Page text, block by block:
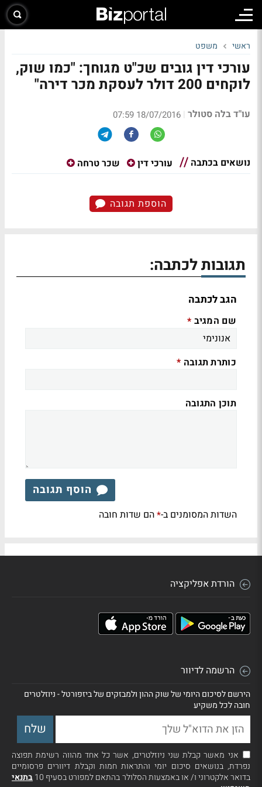
ראשי משפט
עורכי דין גובים שכ"ט מגוחך: "כמו שוק,
לוקחים 200 דולר לעסקת מכר דירה"
עו"ד בלה סטולר |
18/07/2016 07:59
נושאים בכתבה עורכי דין שכר טרחה
הוספת תגובה
תגובות לכתבה:
הגב לכתבה
שם המגיב *
כותרת תגובה *
תוכן התגובה
הוסף תגובה
השדות המסומנים ב-*הם שדות חובה
הורדת אפליקציה
הרשמה לדיוור
הירשם לסיכום היומי של שוק ההון ולמבזקים של ביזפורטל - ניוזלטרים
חובה לכל משקיע
אני מאשר קבלת שני ניוזלטרים, אשר כל אחד מהווה רשימת תפוצה
נפרדת, בנושאים סיכום יומי והתראות חמות וקבלת דיוורים פרסומיים
בדואר אלקטרוני ו/ או באמצעות הסלולר בהתאם למפורט בסעיף 10
בתנאי